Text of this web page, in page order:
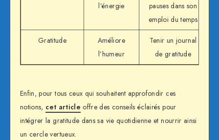
l’énergie
pauses dans son
emploi du temps
Gratitude
Améliore
l’humeur
Tenir un journal
de gratitude
Enfin, pour tous ceux qui souhaitent approfondir ces
notions, cet article offre des conseils éclairés pour
intégrer la gratitude dans sa vie quotidienne et nourrir ainsi
un cercle vertueux.